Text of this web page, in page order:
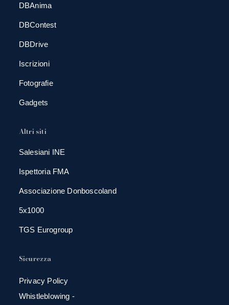
DBAnima
DBContest
DBDrive
Iscrizioni
Fotografie
Gadgets
Altri siti
Salesiani INE
Ispettoria FMA
Associazione Donboscoland
5x1000
TGS Eurogroup
Sicurezza
Privacy Policy
Whistleblowing -